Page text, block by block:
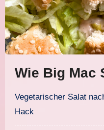
Wie Big Mac
Vegetarischer Salat nach Bic Mac Art mit veganem
Hack